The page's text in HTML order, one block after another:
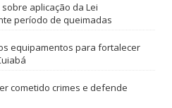
aplicação da Lei
período de queimadas
equipamentos para fortalecer
cometido crimes e defende